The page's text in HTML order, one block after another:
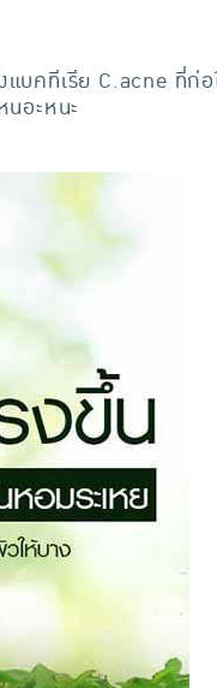
คทีเรีย C.acne ที่ก่อ
อะหนะ